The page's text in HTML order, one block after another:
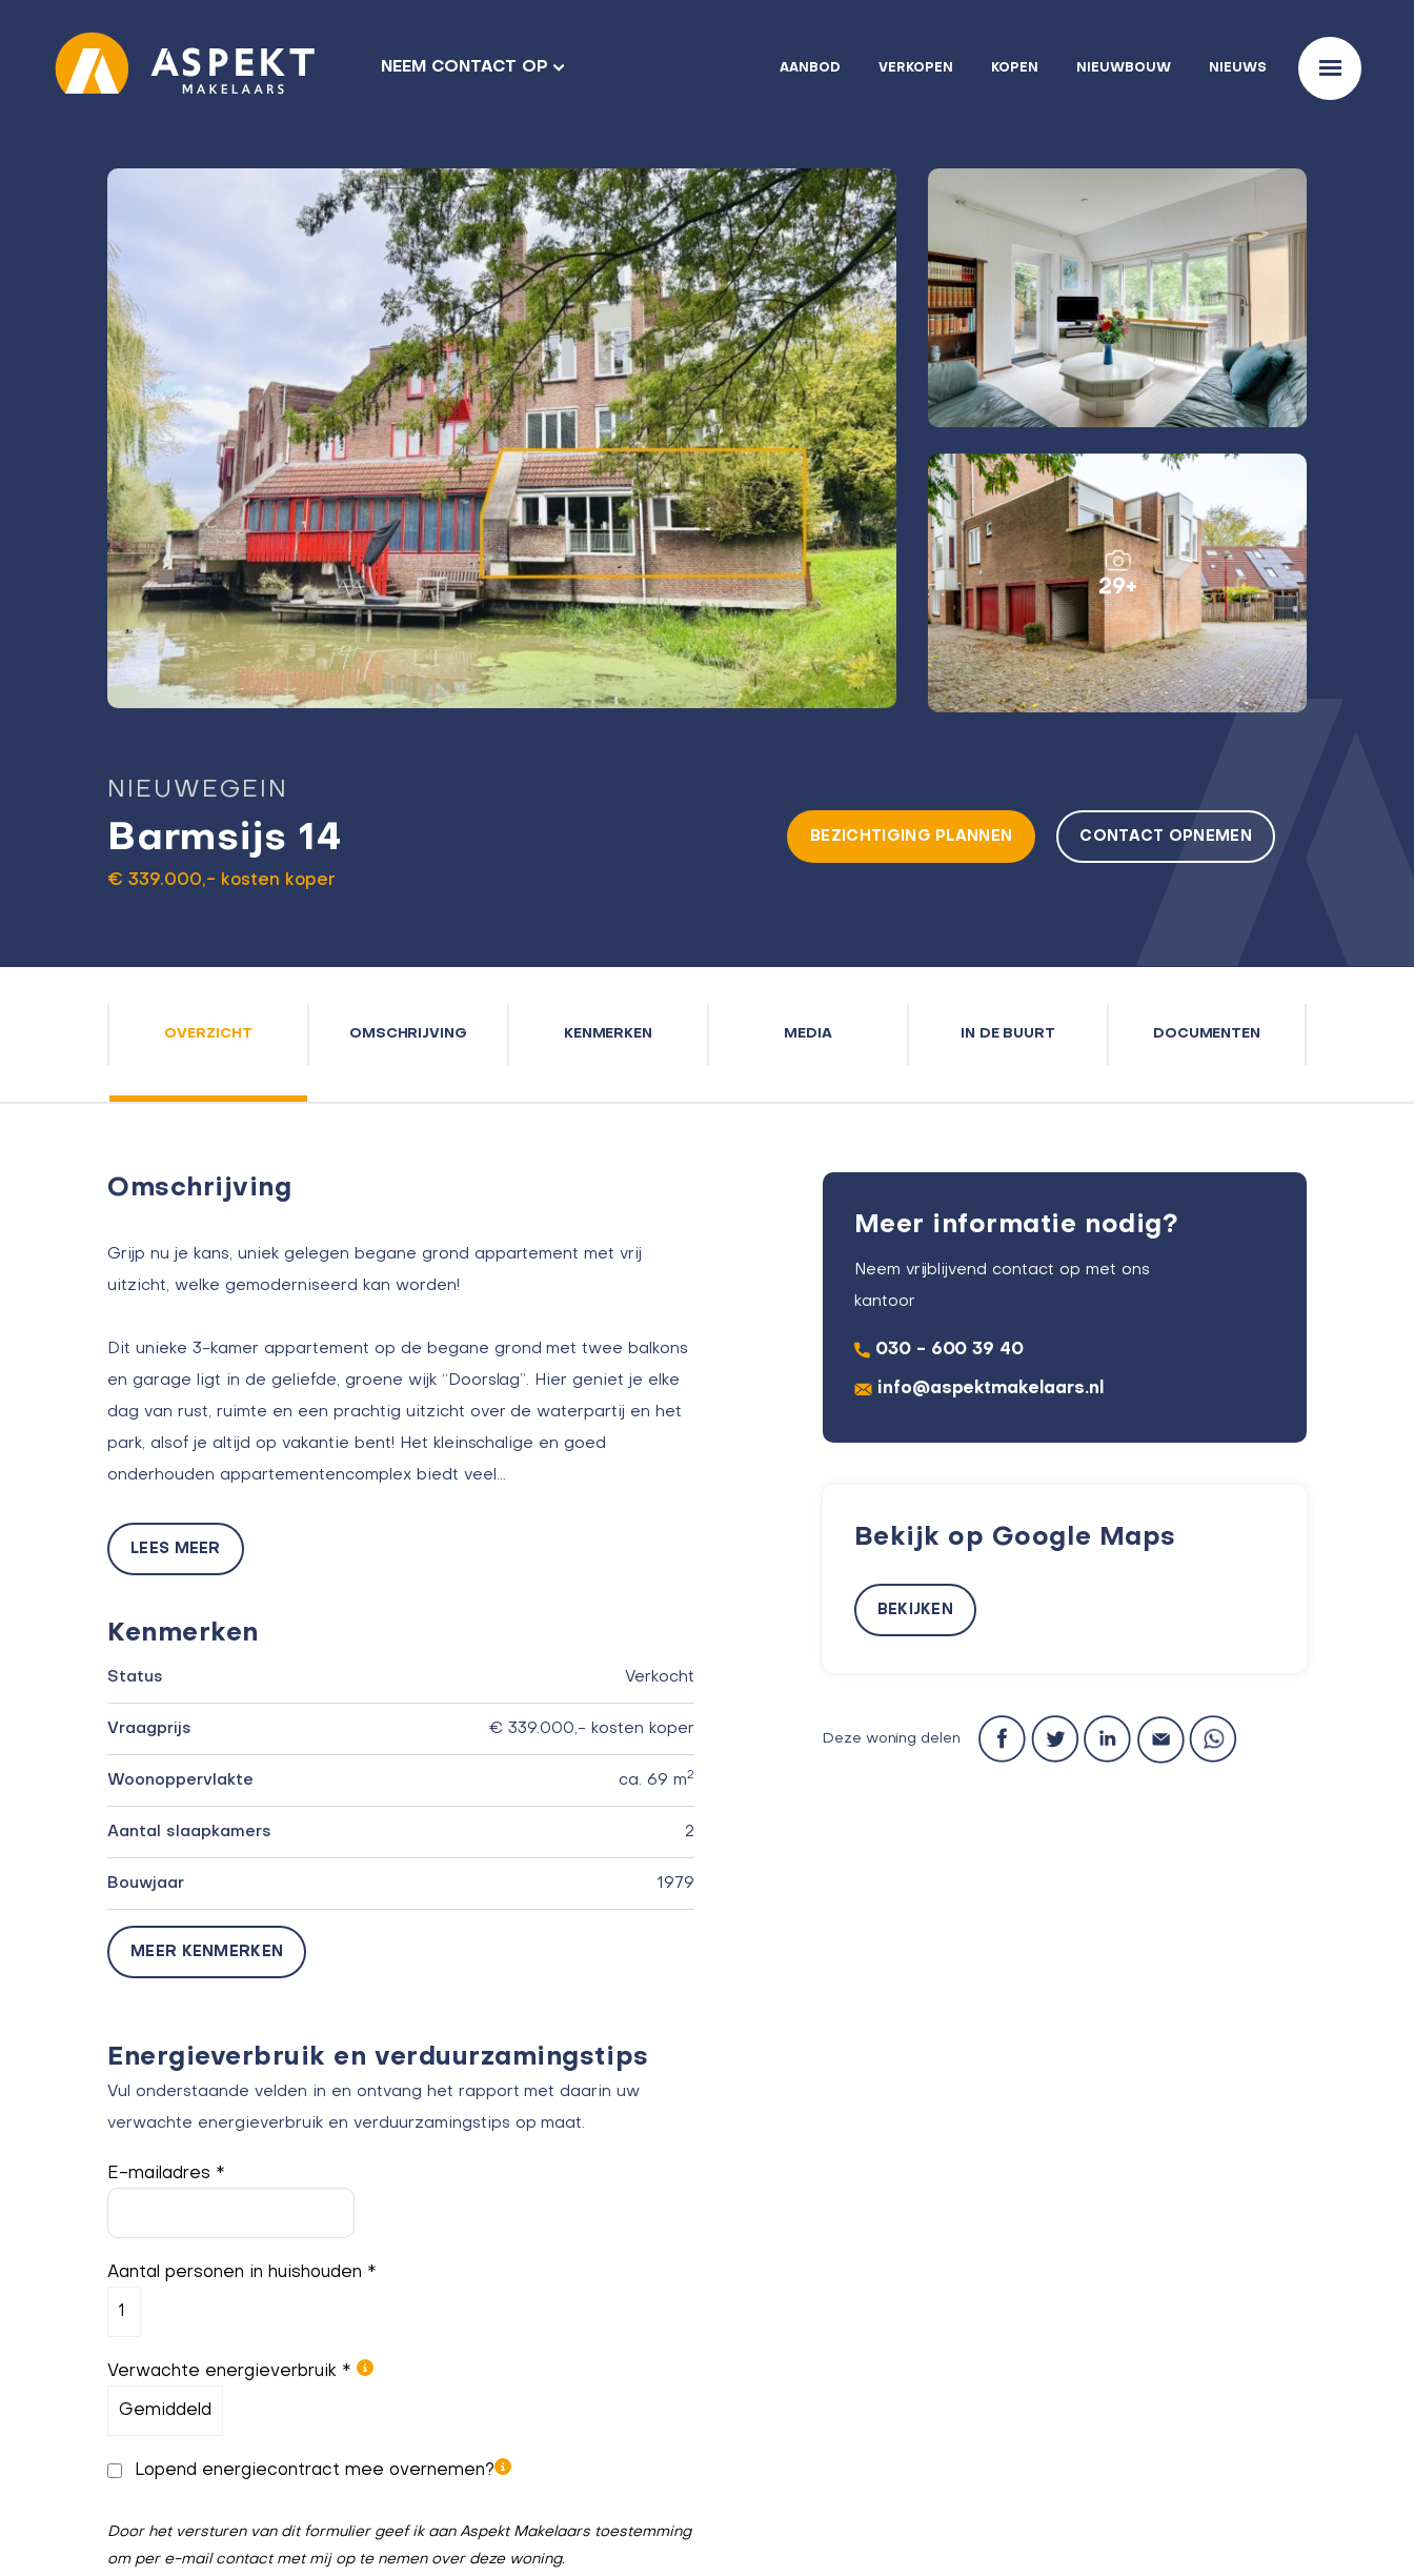
NEEM CONTACT OP AANBOD VERKOPEN KOPEN NIEUWBOUW NIEUWS
29+
NIEUWEGEIN
Barmsijs 14
€ 339.000,- kosten koper
BEZICHTIGING PLANNEN CONTACT OPNEMEN
OVERZICHT OMSCHRIJVING KENMERKEN MEDIA IN DE BUURT DOCUMENTEN
Omschrijving
Grijp nu je kans, uniek gelegen begane grond appartement met vrij
uitzicht, welke gemoderniseerd kan worden!
Dit unieke 3-kamer appartement op de begane grond met twee balkons
en garage ligt in de geliefde, groene wijk “Doorslag”. Hier geniet je elke
dag van rust, ruimte en een prachtig uitzicht over de waterpartij en het
park, alsof je altijd op vakantie bent! Het kleinschalige en goed
onderhouden appartementencomplex biedt veel…
LEES MEER
Kenmerken
Status Verkocht
Vraagprijs € 339.000,- kosten koper
Woonoppervlakte ca. 69 m2
Aantal slaapkamers 2
Bouwjaar 1979
MEER KENMERKEN
Energieverbruik en verduurzamingstips
Vul onderstaande velden in en ontvang het rapport met daarin uw
verwachte energieverbruik en verduurzamingstips op maat.
E-mailadres *
Aantal personen in huishouden *
Verwachte energieverbruik *
Lopend energiecontract mee overnemen?
Door het versturen van dit formulier geef ik aan Aspekt Makelaars toestemming
om per e-mail contact met mij op te nemen over deze woning.
Meer informatie nodig?
Neem vrijblijvend contact op met ons
kantoor
030 - 600 39 40
info@aspektmakelaars.nl
Bekijk op Google Maps
BEKIJKEN
Deze woning delen